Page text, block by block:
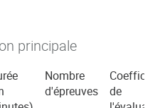
principale
Nombre
d'épreuves
de